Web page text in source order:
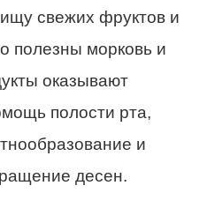
свежих фруктов и
полезны морковь и
оказывают
полости рта,
и
десен.